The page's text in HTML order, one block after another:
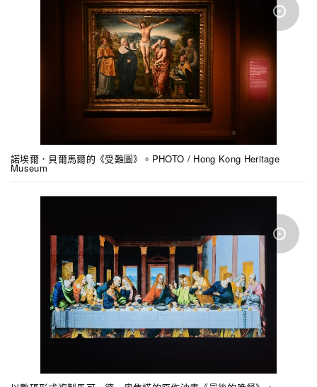
諾埃爾．貝爾馬爾的《受難圖》。PHOTO / Hong Kong Heritage
Museum